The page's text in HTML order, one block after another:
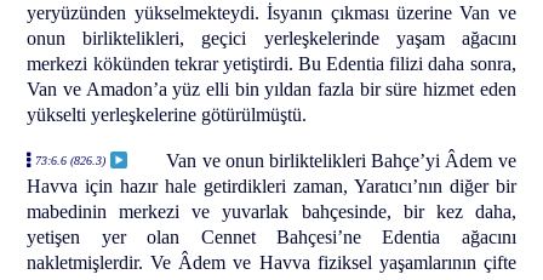
yeryüzünden yükselmekteydi. İsyanın çıkması üzerine Van ve
onun birliktelikleri, geçici yerleşkelerinde yaşam ağacını
merkezi kökünden tekrar yetiştirdi. Bu Edentia filizi daha sonra,
Van ve Amadon’a yüz elli bin yıldan fazla bir süre hizmet eden
yükselti yerleşkelerine götürülmüştü.
73:6.6 (826.3)
Van ve onun birliktelikleri Bahçe’yi Âdem ve
Havva için hazır hale getirdikleri zaman, Yaratıcı’nın diğer bir
mabedinin merkezi ve yuvarlak bahçesinde, bir kez daha,
yetişen yer olan Cennet Bahçesi’ne Edentia ağacını
nakletmişlerdir. Ve Âdem ve Havva fiziksel yaşamlarının çifte